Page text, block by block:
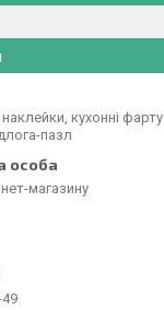
кухонні фарту
пазл
магазину